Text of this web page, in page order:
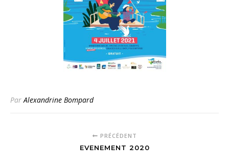
Par Alexandrine Bompard
PRÉCÉDENT
EVENEMENT 2020